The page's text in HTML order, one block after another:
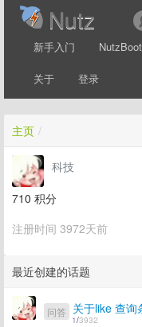
Nutz
新手入门 NutzBoot
关于 登录
主页 /
科技
710 积分
注册时间 3972天前
最近创建的话题
1/3932
问答 关于like 查询